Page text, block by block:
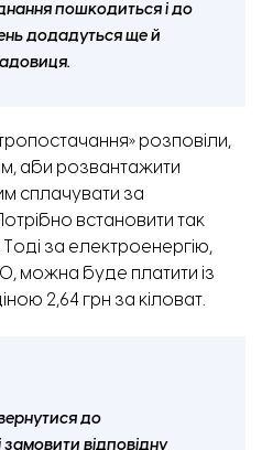
пошкодиться і до
додадуться ще й
розповіли,
аби розвантажити
сплачувати за
встановити так
Тоді за електроенергію,
можна буде платити із
2,64 грн за кіловат.
до
відповідну